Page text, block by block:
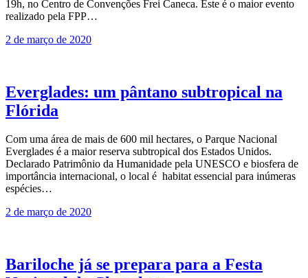
19h, no Centro de Convenções Frei Caneca. Este é o maior evento
realizado pela FPP…
2 de março de 2020
Everglades: um pântano subtropical na
Flórida
Com uma área de mais de 600 mil hectares, o Parque Nacional
Everglades é a maior reserva subtropical dos Estados Unidos.
Declarado Patrimônio da Humanidade pela UNESCO e biosfera de
importância internacional, o local é habitat essencial para inúmeras
espécies…
2 de março de 2020
Bariloche já se prepara para a Festa